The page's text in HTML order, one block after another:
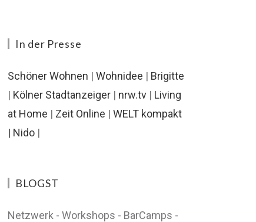
In der Presse
Schöner Wohnen | Wohnidee | Brigitte
| Kölner Stadtanzeiger | nrw.tv | Living
at Home | Zeit Online | WELT kompakt
| Nido |
BLOGST
Netzwerk - Workshops - BarCamps -